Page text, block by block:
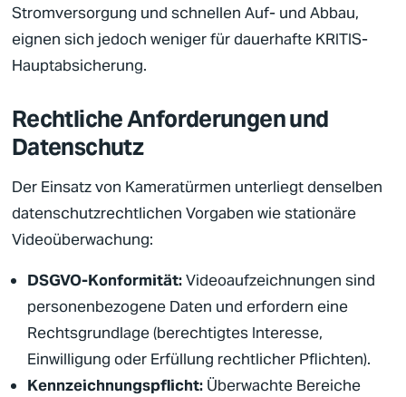
Stromversorgung und schnellen Auf- und Abbau,
eignen sich jedoch weniger für dauerhafte KRITIS-
Hauptabsicherung.
Rechtliche Anforderungen und
Datenschutz
Der Einsatz von Kameratürmen unterliegt denselben
datenschutzrechtlichen Vorgaben wie stationäre
Videoüberwachung:
DSGVO-Konformität:Videoaufzeichnungen sind
personenbezogene Daten und erfordern eine
Rechtsgrundlage (berechtigtes Interesse,
Einwilligung oder Erfüllung rechtlicher Pflichten).
Kennzeichnungspflicht:Überwachte Bereiche